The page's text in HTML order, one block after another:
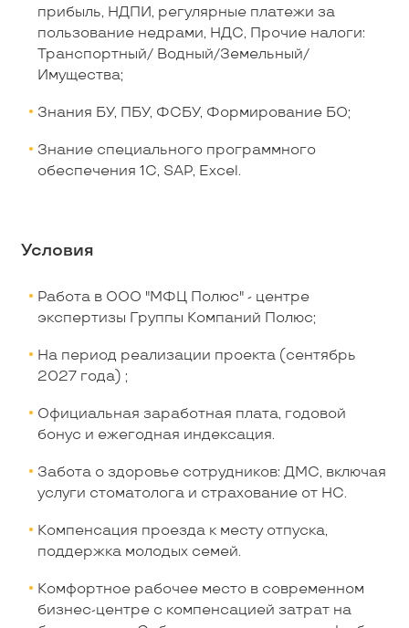
прибыль, НДПИ, регулярные платежи за
пользование недрами, НДС, Прочие налоги:
Транспортный/ Водный/Земельный/
Имущества;
Знания БУ, ПБУ, ФСБУ, Формирование БО;
Знание специального программного
обеспечения 1С, SAP, Excel.
Условия
Работа в ООО "МФЦ Полюс" - центре
экспертизы Группы Компаний Полюс;
На период реализации проекта (сентябрь
2027 года) ;
Официальная заработная плата, годовой
бонус и ежегодная индексация.
Забота о здоровье сотрудников: ДМС, включая
услуги стоматолога и страхование от НС.
Компенсация проезда к месту отпуска,
поддержка молодых семей.
Комфортное рабочее место в современном
бизнес-центре с компенсацией затрат на